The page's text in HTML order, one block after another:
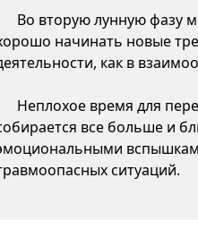
Во вторую лунную фазу
начинать новые
как в
Неплохое время для
все больше и
ситуаций.